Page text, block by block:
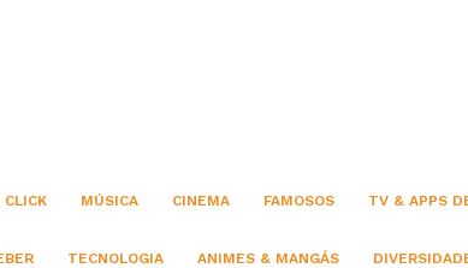
MÚSICA CINEMA FAMOSOS TV & APPS
TECNOLOGIA ANIMES & MANGÁS